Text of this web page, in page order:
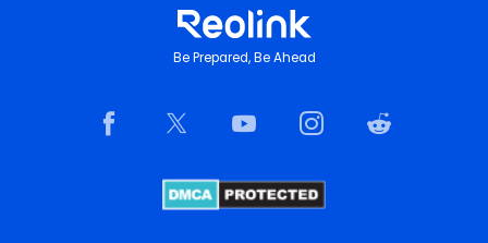
Be Prepared, Be Ahead